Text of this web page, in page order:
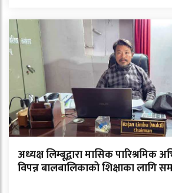
अध्यक्ष लिम्बूद्वारा मासिक पारिश्रमिक
विपन्न बालबालिकाको शिक्षाका लागि